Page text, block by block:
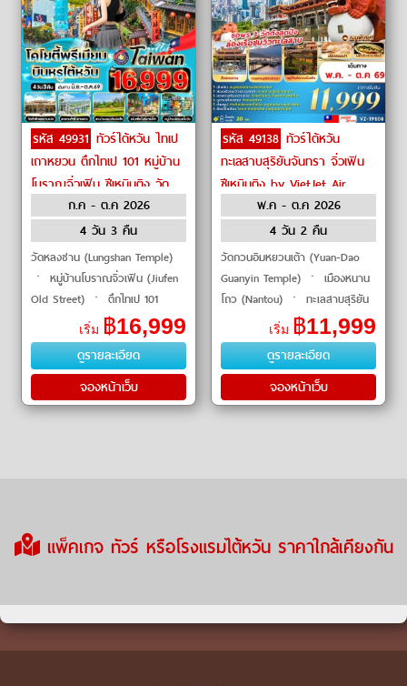
รหัส 49931 ทัวร์ไต้หวัน ไทเป
เถาหยวน ตึกไทเป 101 หมู่บ้าน
โบราณจิ่วเฟิน ซีเหมินติง วัด
หลงซาน by Starlux Airlines
ก.ค - ต.ค 2026
4 วัน 3 คืน
วัดหลงซาน (Lungshan Temple)
ㆍ หมู่บ้านโบราณจิ่วเฟิน (Jiufen
Old Street) ㆍ ตึกไทเป 101
(Taipei 101) ㆍ สะพานต้าซี (Daxi
Bridge) ㆍ สวนดอกไม้บ้านพัก
เจียงไค�
เริ่ม ฿16,999
ดูรายละเอียด
จองหน้าเว็บ
รหัส 49138 ทัวร์ไต้หวัน
ทะเลสาบสุริยันจันทรา จิ่วเฟิน
ซีเหมินติง by VietJet Air
พ.ค - ต.ค 2026
4 วัน 2 คืน
วัดกวนอิมหยวนเต้า (Yuan-Dao
Guanyin Temple) ㆍ เมืองหนาน
โถว (Nantou) ㆍ ทะเลสาบสุริยัน
จันทรา (Sun Moon Lake) ㆍ วัด
พระถังซัมจั๋ง (Xuanzang Temple)
ㆍ วัดเห�
เริ่ม ฿11,999
ดูรายละเอียด
จองหน้าเว็บ
แพ็คเกจ ทัวร์ หรือโรงแรมไต้หวัน ราคาใกล้เคียงกัน